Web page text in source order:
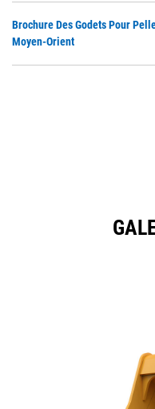
Brochure Des Godets Pour
Moyen-Orient